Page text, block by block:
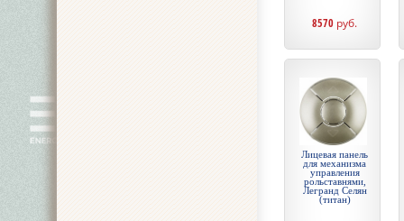
8570 руб.
Лицевая панель
для механизма
управления
рольставнями,
Легранд Селян
(титан)